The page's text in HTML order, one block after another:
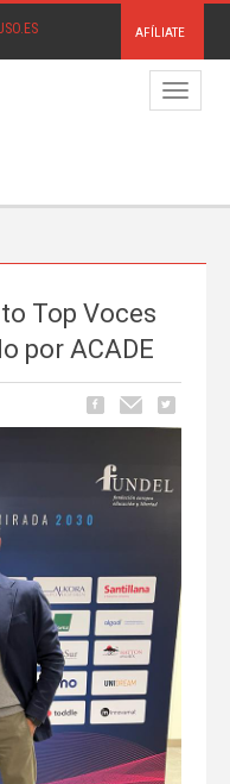
AFÍLIATE
Menú
Top Voces
por ACADE